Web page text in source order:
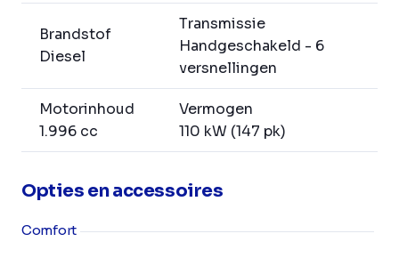
Brandstof
Diesel
Transmissie
Handgeschakeld - 6
versnellingen
Motorinhoud
1.996 cc
Vermogen
110 kW (147 pk)
Opties en accessoires
Comfort